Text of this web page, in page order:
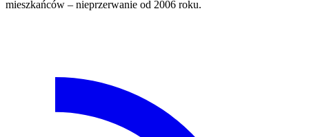
mieszkańców – nieprzerwanie od 2006 roku.